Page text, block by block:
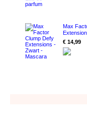
Max
€ 14,99